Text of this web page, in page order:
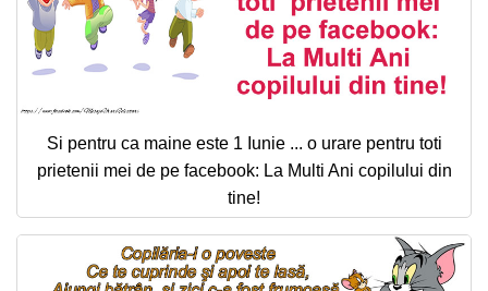
Si pentru ca maine este 1 Iunie ... o urare pentru toti
prietenii mei de pe facebook: La Multi Ani copilului din
tine!